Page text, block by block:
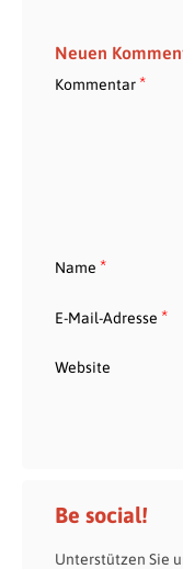
Neuen
Kommentar*
Name *
E-Mail-Adresse *
Website
Be social!
Unterstützen Sie